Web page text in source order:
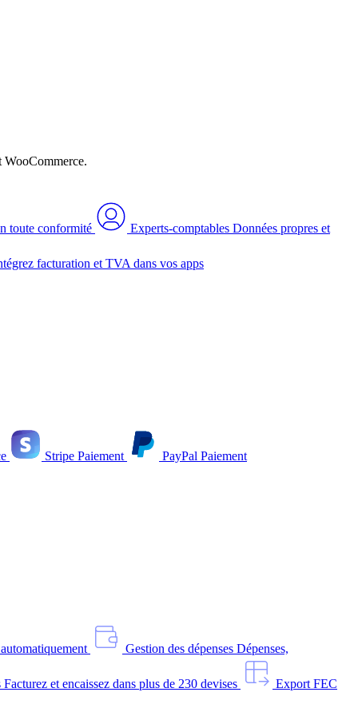
WooCommerce.
toute conformité Experts-comptables Données propres et
facturation et TVA dans vos apps
Stripe Paiement PayPal Paiement
Gestion des dépenses Dépenses,
Facturez et encaissez dans plus de 230 devises
Export FEC